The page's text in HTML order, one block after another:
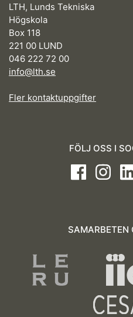
LTH, Lunds Tekniska
Högskola
Box 118
221 00 LUND
046 222 72 00
info@lth.se
Fler kontaktuppgifter
FÖLJ OSS I
Facebook
SAMARBETEN